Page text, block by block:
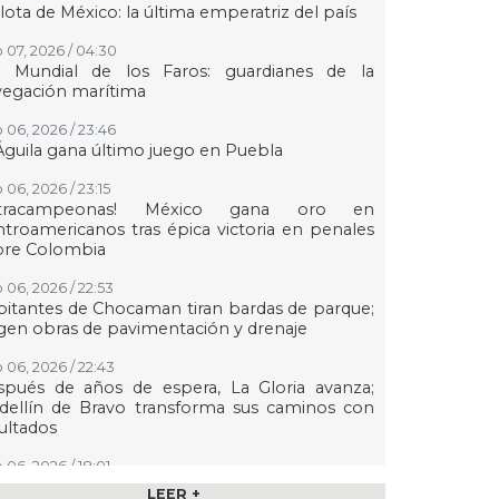
de México: la última emperatriz del país
07, 2026 / 04:30
Mundial de los Faros: guardianes de la
marítima
06, 2026 / 23:46
gana último juego en Puebla
06, 2026 / 23:15
México gana oro en
tras épica victoria en penales
Colombia
06, 2026 / 22:53
de Chocaman tiran bardas de parque;
obras de pavimentación y drenaje
06, 2026 / 22:43
de años de espera, La Gloria avanza;
de Bravo transforma sus caminos con
06, 2026 / 18:01
transmisión especial y emotivo convivio
LEER +